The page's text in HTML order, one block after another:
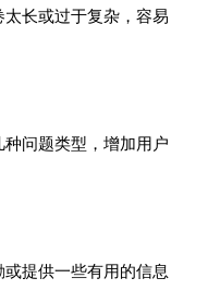
长或过于复杂，容易
问题类型，增加用户
提供一些有用的信息